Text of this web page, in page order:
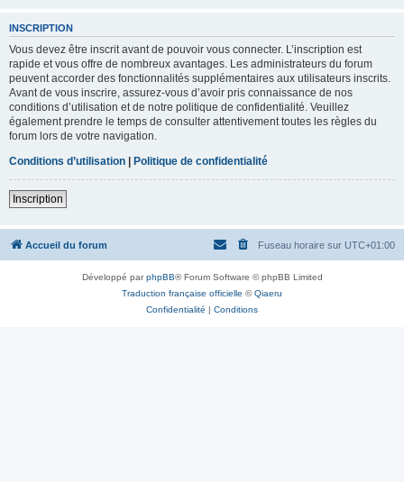
INSCRIPTION
Vous devez être inscrit avant de pouvoir vous connecter. L’inscription est
rapide et vous offre de nombreux avantages. Les administrateurs du forum
peuvent accorder des fonctionnalités supplémentaires aux utilisateurs inscrits.
Avant de vous inscrire, assurez-vous d’avoir pris connaissance de nos
conditions d’utilisation et de notre politique de confidentialité. Veuillez
également prendre le temps de consulter attentivement toutes les règles du
forum lors de votre navigation.
Conditions d’utilisation | Politique de confidentialité
Inscription
Accueil du forum Fuseau horaire sur UTC+01:00
Développé parphpBB® Forum Software © phpBB Limited
Traduction française officielle ©Qiaeru
Confidentialité | Conditions